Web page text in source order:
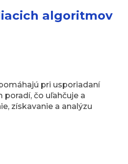
algoritmov
pri usporiadaní
poradí, čo uľahčuje a
získavanie a analýzu